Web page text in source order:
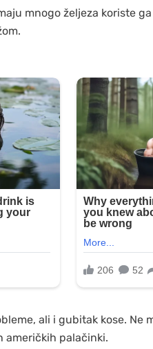
mnogo željeza koriste
ali i gubitak kose. Ne
američkih palačinki.